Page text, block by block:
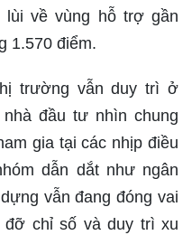
về vùng hỗ trợ gần
1.570 điểm.
trường vẫn duy trì ở
đầu tư nhìn chung
gia tại các nhịp điều
dẫn dắt như ngân
vẫn đang đóng vai
đỡ chỉ số và duy trì xu